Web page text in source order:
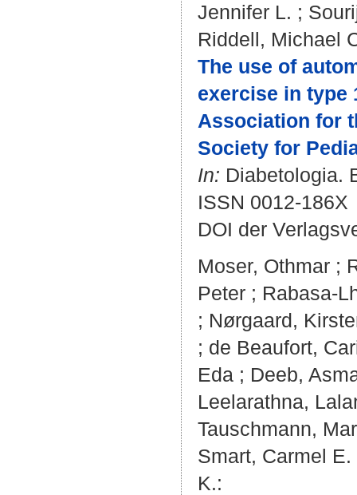
Jennifer L. ;
Riddell, Michael
The use of
exercise in type
Association for
Society for
In: Diabetologia.
ISSN 0012-186X
DOI der
Moser, Othmar ;
Peter ; Rabasa-
; Nørgaard,
; de Beaufort,
Eda ; Deeb,
Leelarathna,
Tauschmann,
Smart, Carmel E.
K.: